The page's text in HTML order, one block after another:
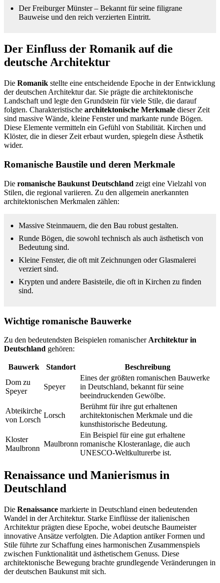
Der Freiburger Münster – Bekannt für seine filigrane
Bauweise und den reich verzierten Eintritt.
Der Einfluss der Romanik auf die
deutsche Architektur
Die Romanik stellte eine entscheidende Epoche in der Entwicklung
der deutschen Architektur dar. Sie prägte die architektonische
Landschaft und legte den Grundstein für viele Stile, die darauf
folgten. Charakteristische architektonische Merkmale dieser Zeit
sind massive Wände, kleine Fenster und markante runde Bögen.
Diese Elemente vermitteln ein Gefühl von Stabilität. Kirchen und
Klöster, die in dieser Zeit erbaut wurden, spiegeln diese Ästhetik
wider.
Romanische Baustile und deren Merkmale
Die romanische Baukunst Deutschland zeigt eine Vielzahl von
Stilen, die regional variieren. Zu den allgemein anerkannten
architektonischen Merkmalen zählen:
Massive Steinmauern, die den Bau robust gestalten.
Runde Bögen, die sowohl technisch als auch ästhetisch von
Bedeutung sind.
Kleine Fenster, die oft mit Zeichnungen oder Glasmalerei
verziert sind.
Krypten und andere Basisteile, die oft in Kirchen zu finden
sind.
Wichtige romanische Bauwerke
Zu den bedeutendsten Beispielen romanischer Architektur in
Deutschland gehören:
Bauwerk Standort
Beschreibung
Dom zu
Speyer
Speyer
Eines der größten romanischen Bauwerke
in Deutschland, bekannt für seine
beeindruckenden Gewölbe.
Abteikirche
von Lorsch
Lorsch
Berühmt für ihre gut erhaltenen
architektonischen Merkmale und die
kunsthistorische Bedeutung.
Kloster
Maulbronn
Maulbronn
Ein Beispiel für eine gut erhaltene
romanische Klosteranlage, die auch
UNESCO-Weltkulturerbe ist.
Renaissance und Manierismus in
Deutschland
Die Renaissance markierte in Deutschland einen bedeutenden
Wandel in der Architektur. Starke Einflüsse der italienischen
Architektur prägten diese Epoche, wobei deutsche Baumeister
innovative Ansätze verfolgten. Die Adaption antiker Formen und
Stile führte zur Schaffung eines harmonischen Zusammenspiels
zwischen Funktionalität und ästhetischem Genuss. Diese
architektonische Bewegung brachte grundlegende Veränderungen in
der deutschen Baukunst mit sich.